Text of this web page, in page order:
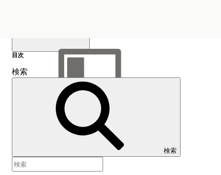
目次を表示
目次
検索
検索